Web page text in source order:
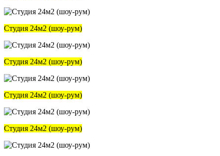
Студия 24м2 (шоу-рум)
Студия 24м2 (шоу-рум)
Студия 24м2 (шоу-рум)
Студия 24м2 (шоу-рум)